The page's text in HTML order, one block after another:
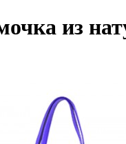
из